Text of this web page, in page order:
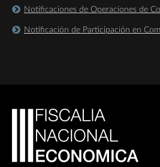
Notificaciones de Operaciones de
Notificación de Participación en